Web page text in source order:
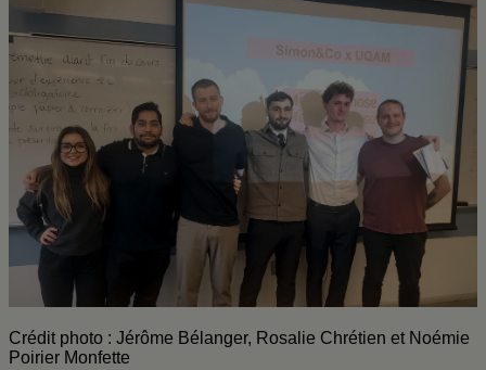
Crédit photo : Jérôme Bélanger, Rosalie Chrétien et Noémie
Poirier Monfette